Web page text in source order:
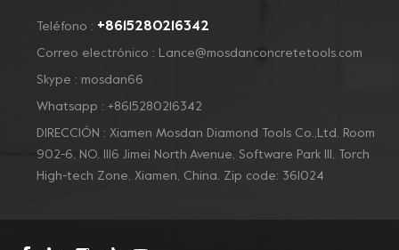
Teléfono : +8615280216342
Correo electrónico : Lance@mosdanconcretetools.com
Skype : mosdan66
Whatsapp : +8615280216342
DIRECCIÓN : Xiamen Mosdan Diamond Tools Co.,Ltd. Room
902-6, NO. 1116 Jimei North Avenue, Software Park Ill, Torch
High-tech Zone, Xiamen, China. Zip code: 361024